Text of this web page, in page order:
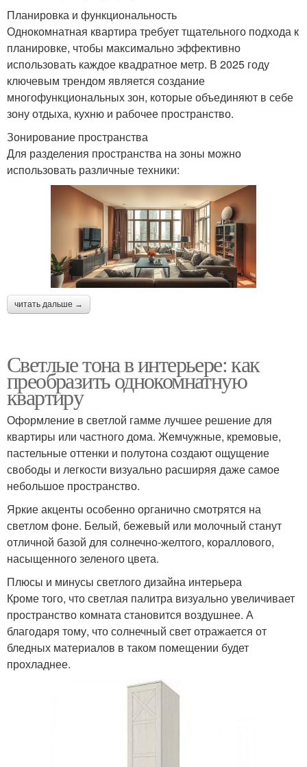
Планировка и функциональность
Однокомнатная квартира требует тщательного подхода к
планировке, чтобы максимально эффективно
использовать каждое квадратное метр. В 2025 году
ключевым трендом является создание
многофункциональных зон, которые объединяют в себе
зону отдыха, кухню и рабочее пространство.
Зонирование пространства
Для разделения пространства на зоны можно
использовать различные техники:
читать дальше →
Светлые тона в интерьере: как
преобразить однокомнатную
квартиру
Оформление в светлой гамме лучшее решение для
квартиры или частного дома. Жемчужные, кремовые,
пастельные оттенки и полутона создают ощущение
свободы и легкости визуально расширяя даже самое
небольшое пространство.
Яркие акценты особенно органично смотрятся на
светлом фоне. Белый, бежевый или молочный станут
отличной базой для солнечно-желтого, кораллового,
насыщенного зеленого цвета.
Плюсы и минусы светлого дизайна интерьера
Кроме того, что светлая палитра визуально увеличивает
пространство комната становится воздушнее. А
благодаря тому, что солнечный свет отражается от
бледных материалов в таком помещении будет
прохладнее.